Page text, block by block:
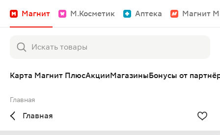
Магнит М.Косметик Аптека Магнит
Карта Магнит ПлюсАкцииМагазиныБонусы от
Главная
Главная